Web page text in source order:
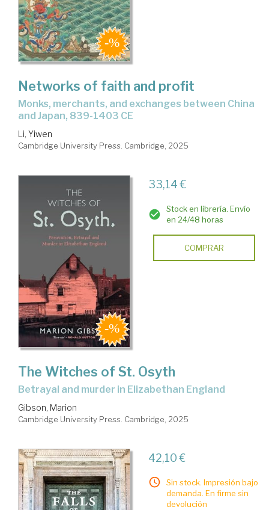
Networks of faith and profit
monks, merchants, and exchanges between China
and Japan, 839-1403 CE
Li, Yiwen
Cambridge University Press. Cambridge, 2025
33,14 €
Stock en librería. Envío
en 24/48 horas
COMPRAR
The Witches of St. Osyth
betrayal and murder in Elizabethan England
Gibson, Marion
Cambridge University Press. Cambridge, 2025
42,10 €
Sin stock. Impresión bajo
demanda. En firme sin
devolución